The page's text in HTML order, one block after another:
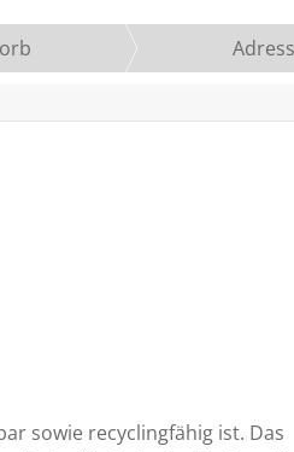
sowie recyclingfähig ist. Das